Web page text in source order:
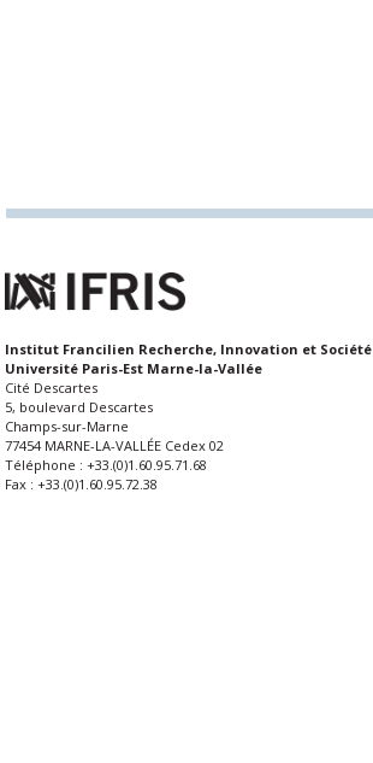
Institut Francilien Recherche, Innovation et Société
Université Paris-Est Marne-la-Vallée
Cité Descartes
5, boulevard Descartes
Champs-sur-Marne
77454 MARNE-LA-VALLÉE Cedex 02
Téléphone : +33.(0)1.60.95.71.68
Fax : +33.(0)1.60.95.72.38